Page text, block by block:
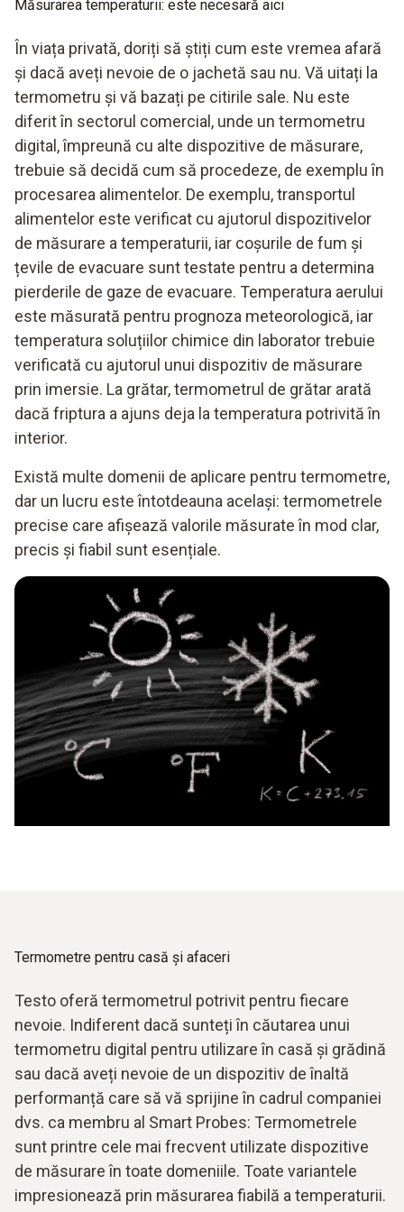
Măsurarea temperaturii: este necesară aici
În viața privată, doriți să știți cum este vremea afară
și dacă aveți nevoie de o jachetă sau nu. Vă uitați la
termometru și vă bazați pe citirile sale. Nu este
diferit în sectorul comercial, unde un termometru
digital, împreună cu alte dispozitive de măsurare,
trebuie să decidă cum să procedeze, de exemplu în
procesarea alimentelor. De exemplu, transportul
alimentelor este verificat cu ajutorul dispozitivelor
de măsurare a temperaturii, iar coșurile de fum și
țevile de evacuare sunt testate pentru a determina
pierderile de gaze de evacuare. Temperatura aerului
este măsurată pentru prognoza meteorologică, iar
temperatura soluțiilor chimice din laborator trebuie
verificată cu ajutorul unui dispozitiv de măsurare
prin imersie. La grătar, termometrul de grătar arată
dacă friptura a ajuns deja la temperatura potrivită în
interior.
Există multe domenii de aplicare pentru termometre,
dar un lucru este întotdeauna același: termometrele
precise care afișează valorile măsurate în mod clar,
precis și fiabil sunt esențiale.
Termometre pentru casă și afaceri
Testo oferă termometrul potrivit pentru fiecare
nevoie. Indiferent dacă sunteți în căutarea unui
termometru digital pentru utilizare în casă și grădină
sau dacă aveți nevoie de un dispozitiv de înaltă
performanță care să vă sprijine în cadrul companiei
dvs. ca membru al Smart Probes: Termometrele
sunt printre cele mai frecvent utilizate dispozitive
de măsurare în toate domeniile. Toate variantele
impresionează prin măsurarea fiabilă a temperaturii.